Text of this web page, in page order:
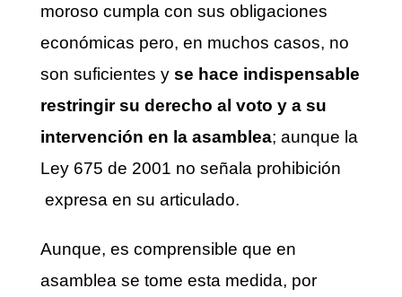
moroso cumpla con sus obligaciones
económicas pero, en muchos casos, no
son suficientes y se hace indispensable
restringir su derecho al voto y a su
intervención en la asamblea; aunque la
Ley 675 de 2001 no señala prohibición
expresa en su articulado.
Aunque, es comprensible que en
asamblea se tome esta medida, por